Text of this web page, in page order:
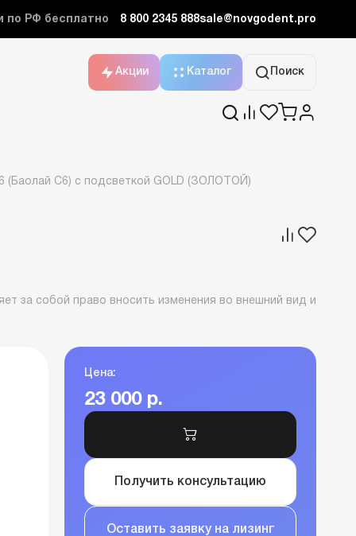
по РФ бесплатно 8 800 2345 888sale@novgodent.pro
Акции Каталог Поиск
(Баолай C6) с подсветкой GOLD (ЗОЛОТОЙ)
за собой право вносить изменения во внешний вид и
Цена:
23 000 р.
Получить консультацию
Оставить заявку на лизинг